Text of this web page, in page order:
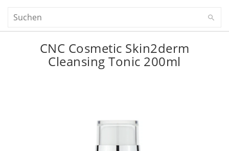
CNC Cosmetic Skin2derm
Cleansing Tonic 200ml